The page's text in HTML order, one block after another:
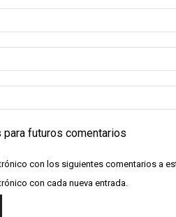
para futuros comentarios
con los siguientes comentarios a
con cada nueva entrada.